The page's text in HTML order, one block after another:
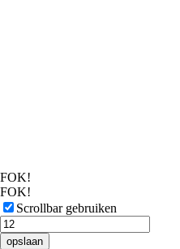
FOK!
FOK!
Scrollbar gebruiken
opslaan